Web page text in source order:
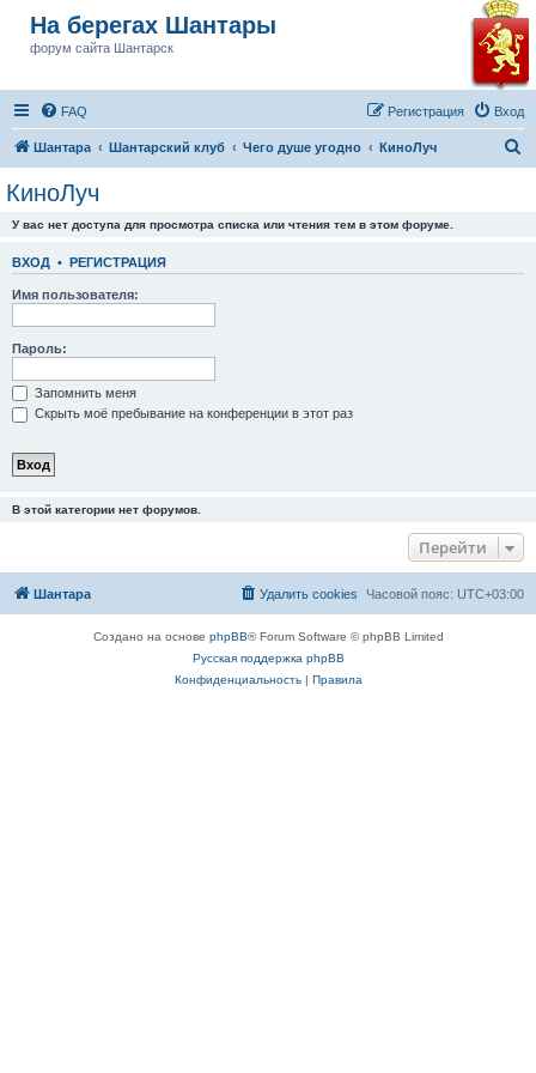
На берегах Шантары
форум сайта Шантарск
FAQ Вход
Регистрация
Шантара Шантарский клуб Чего душе угодно КиноЛуч
КиноЛуч
У вас нет доступа для просмотра списка или чтения тем в этом форуме.
ВХОД • РЕГИСТРАЦИЯ
Имя пользователя:
Пароль:
Запомнить меня
Скрыть моё пребывание на конференции в этот раз
В этой категории нет форумов.
Перейти
Шантара Часовой пояс: UTC+03:00
Удалить cookies
Создано на основе phpBB® Forum Software © phpBB Limited
Русская поддержка phpBB
Конфиденциальность| Правила